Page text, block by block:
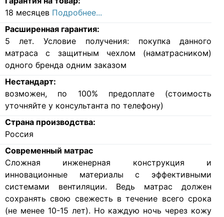
Срок службы не менее:
10-15 лет
Гарантия на товар:
18 месяцевПодробнее...
Расширенная гарантия:
матраса с защитным чехлом (наматрасником)
одного бренда одним заказом
возможен, по 100% предоплате (стоимость
уточняйте у консультанта по телефону)
Страна производства:
Россия
Современный матрас
Cложная инженерная конструкция и
инновационные материалы с эффективными